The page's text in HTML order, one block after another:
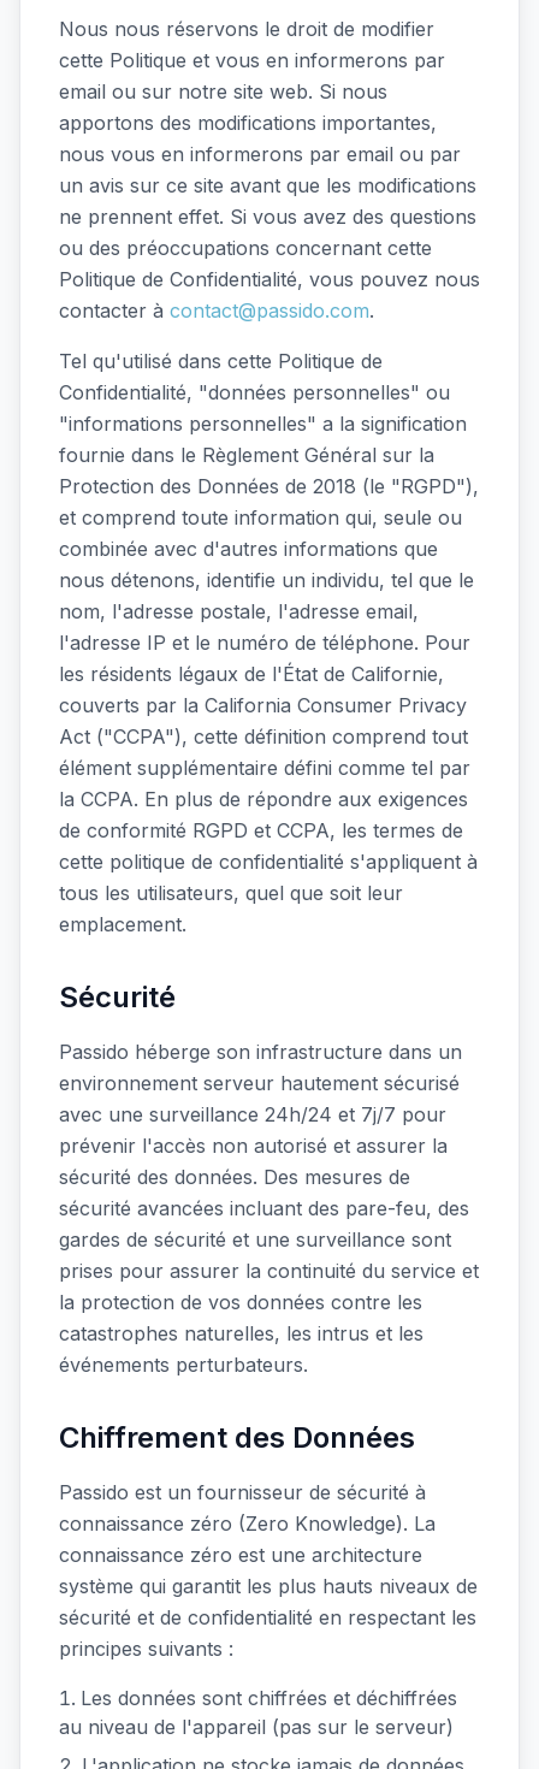
Nous nous réservons le droit de modifier
cette Politique et vous en informerons par
email ou sur notre site web. Si nous
apportons des modifications importantes,
nous vous en informerons par email ou par
un avis sur ce site avant que les modifications
ne prennent effet. Si vous avez des questions
ou des préoccupations concernant cette
Politique de Confidentialité, vous pouvez nous
contacter à contact@passido.com.
Tel qu'utilisé dans cette Politique de
Confidentialité, "données personnelles" ou
"informations personnelles" a la signification
fournie dans le Règlement Général sur la
Protection des Données de 2018 (le "RGPD"),
et comprend toute information qui, seule ou
combinée avec d'autres informations que
nous détenons, identifie un individu, tel que le
nom, l'adresse postale, l'adresse email,
l'adresse IP et le numéro de téléphone. Pour
les résidents légaux de l'État de Californie,
couverts par la California Consumer Privacy
Act ("CCPA"), cette définition comprend tout
élément supplémentaire défini comme tel par
la CCPA. En plus de répondre aux exigences
de conformité RGPD et CCPA, les termes de
cette politique de confidentialité s'appliquent à
tous les utilisateurs, quel que soit leur
emplacement.
Sécurité
Passido héberge son infrastructure dans un
environnement serveur hautement sécurisé
avec une surveillance 24h/24 et 7j/7 pour
prévenir l'accès non autorisé et assurer la
sécurité des données. Des mesures de
sécurité avancées incluant des pare-feu, des
gardes de sécurité et une surveillance sont
prises pour assurer la continuité du service et
la protection de vos données contre les
catastrophes naturelles, les intrus et les
événements perturbateurs.
Chiffrement des Données
Passido est un fournisseur de sécurité à
connaissance zéro (Zero Knowledge). La
connaissance zéro est une architecture
système qui garantit les plus hauts niveaux de
sécurité et de confidentialité en respectant les
principes suivants :
Les données sont chiffrées et déchiffrées
au niveau de l'appareil (pas sur le serveur)